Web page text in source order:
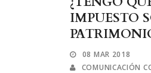
IMPUESTO
08 MAR 2018
COMUNICACIÓN